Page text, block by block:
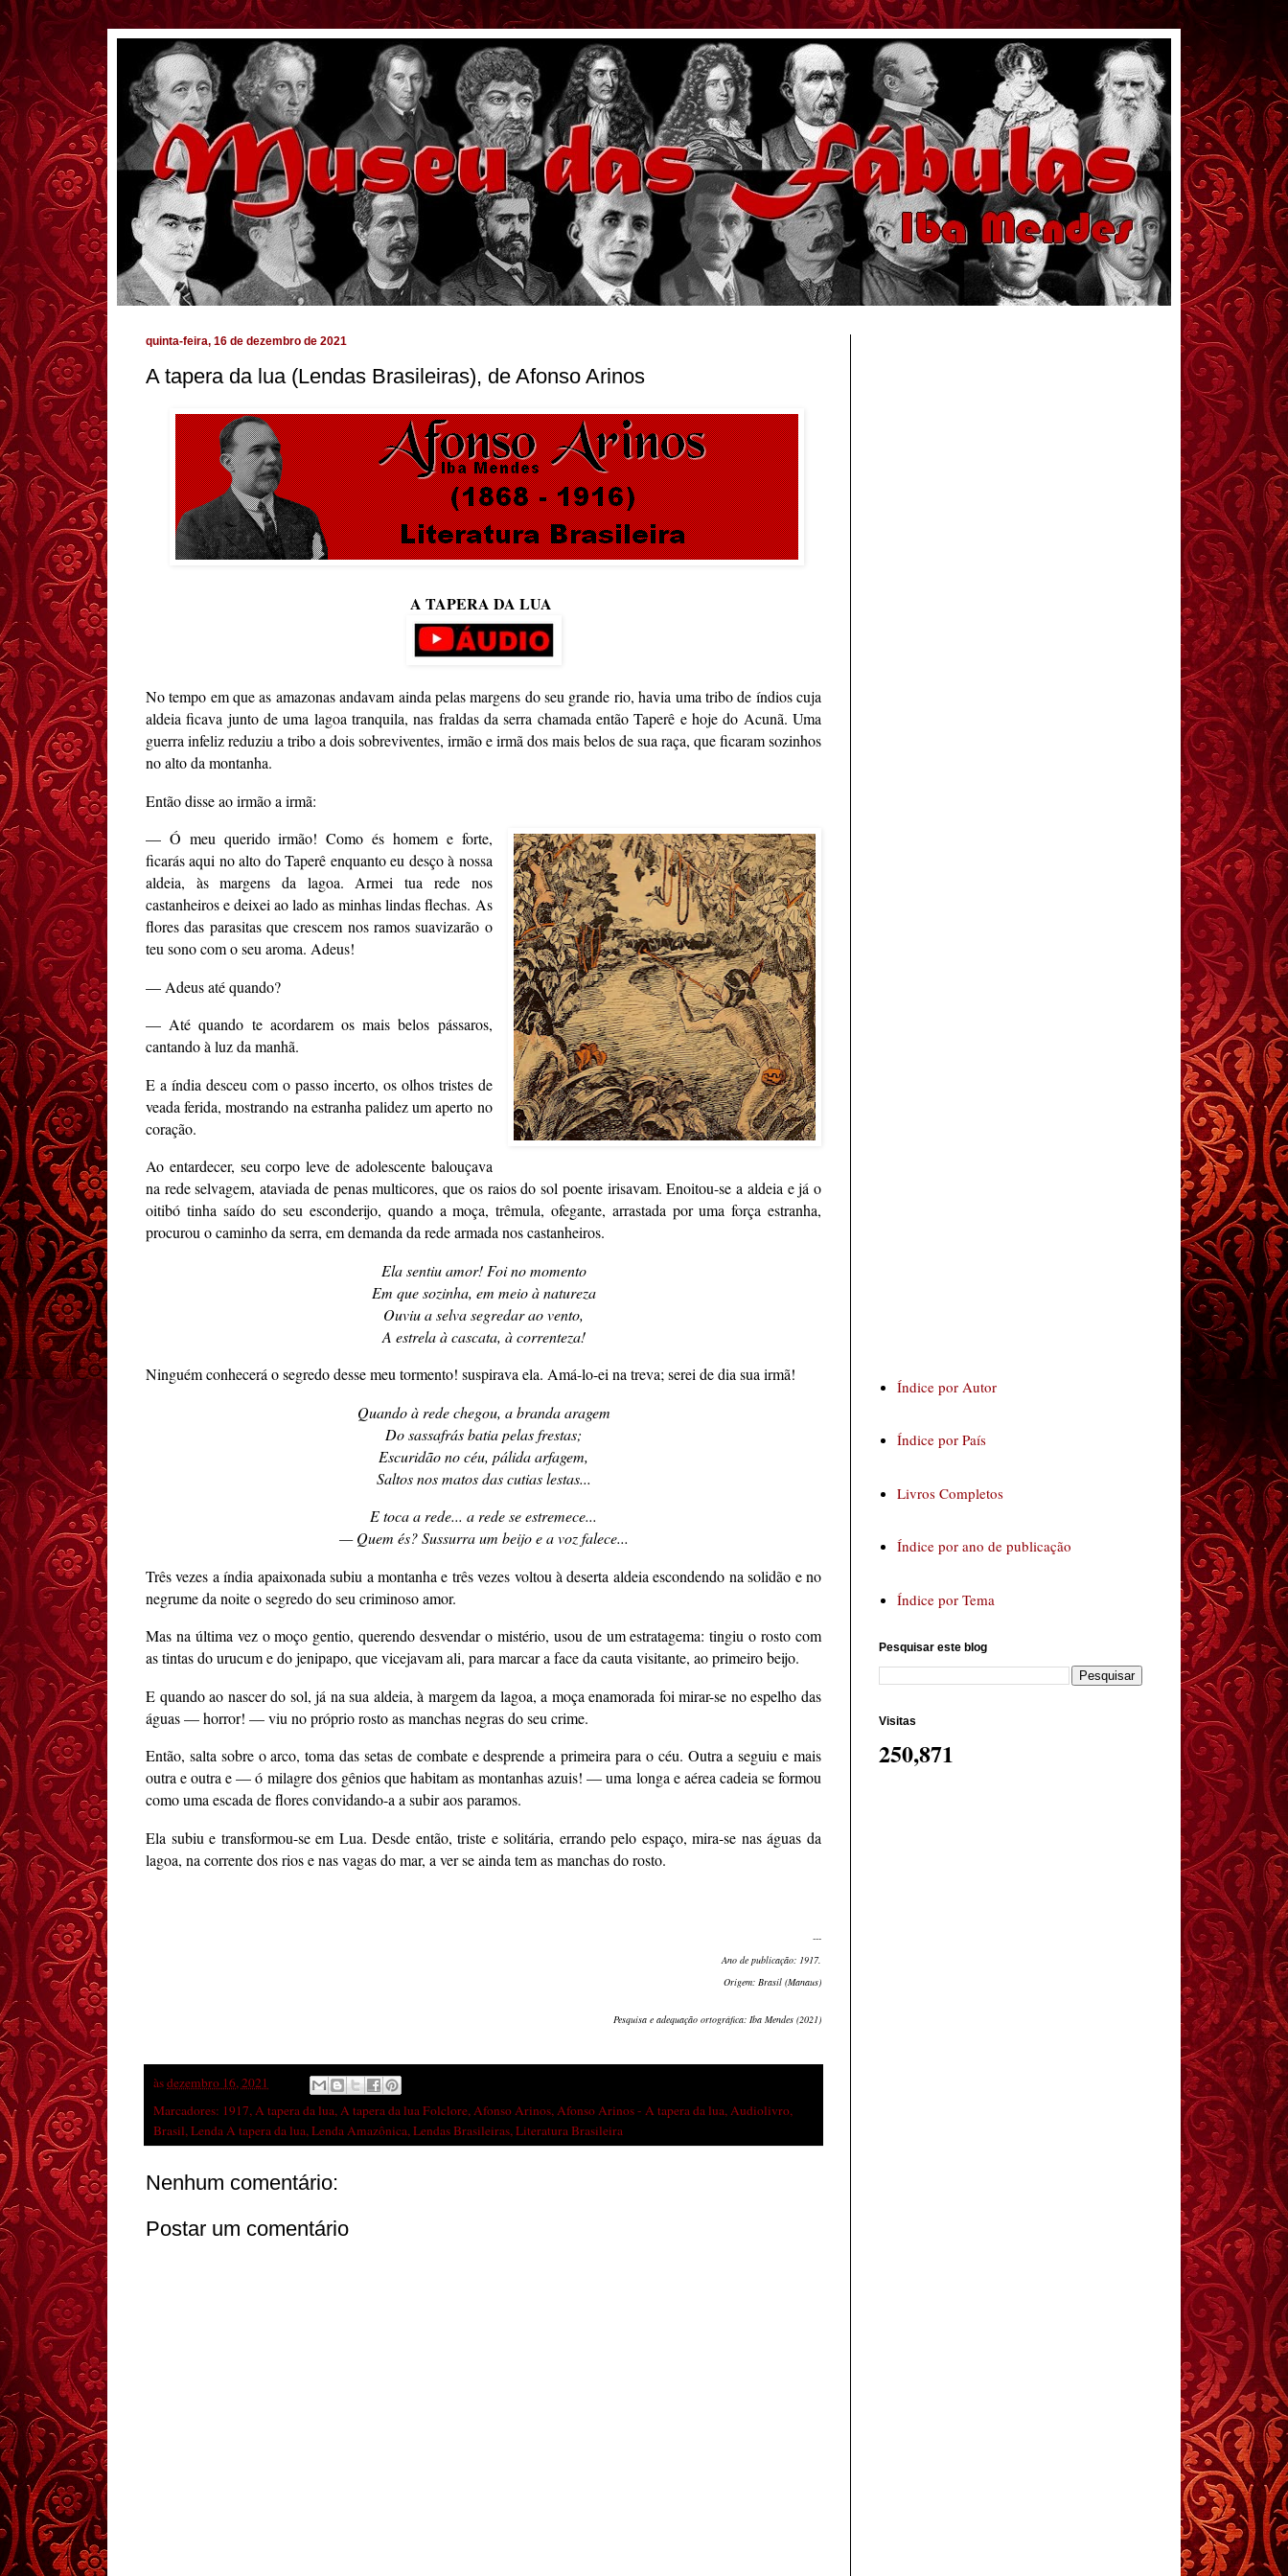
quinta-feira, 16 de dezembro de 2021
A tapera da lua (Lendas Brasileiras), de Afonso Arinos
A TAPERA DA LUA
No tempo em que as amazonas andavam ainda pelas margens do seu grande rio, havia uma tribo de índios cuja
aldeia ficava junto de uma lagoa tranquila, nas fraldas da serra chamada então Taperê e hoje do Acunã. Uma
guerra infeliz reduziu a tribo a dois sobreviventes, irmão e irmã dos mais belos de sua raça, que ficaram sozinhos
no alto da montanha.
Então disse ao irmão a irmã:
— Ó meu querido irmão! Como és homem e forte,
ficarás aqui no alto do Taperê enquanto eu desço à nossa
aldeia, às margens da lagoa. Armei tua rede nos
castanheiros e deixei ao lado as minhas lindas flechas. As
flores das parasitas que crescem nos ramos suavizarão o
teu sono com o seu aroma. Adeus!
— Adeus até quando?
— Até quando te acordarem os mais belos pássaros,
cantando à luz da manhã.
E a índia desceu com o passo incerto, os olhos tristes de
veada ferida, mostrando na estranha palidez um aperto no
coração.
Ao entardecer, seu corpo leve de adolescente balouçava
na rede selvagem, ataviada de penas multicores, que os raios do sol poente irisavam. Enoitou-se a aldeia e já o
oitibó tinha saído do seu esconderijo, quando a moça, trêmula, ofegante, arrastada por uma força estranha,
procurou o caminho da serra, em demanda da rede armada nos castanheiros.
Ela sentiu amor! Foi no momento
Em que sozinha, em meio à natureza
Ouviu a selva segredar ao vento,
A estrela à cascata, à correnteza!
Ninguém conhecerá o segredo desse meu tormento! suspirava ela. Amá-lo-ei na treva; serei de dia sua irmã!
Quando à rede chegou, a branda aragem
Do sassafrás batia pelas frestas;
Escuridão no céu, pálida arfagem,
Saltos nos matos das cutias lestas...
E toca a rede... a rede se estremece...
— Quem és? Sussurra um beijo e a voz falece...
Três vezes a índia apaixonada subiu a montanha e três vezes voltou à deserta aldeia escondendo na solidão e no
negrume da noite o segredo do seu criminoso amor.
Mas na última vez o moço gentio, querendo desvendar o mistério, usou de um estratagema: tingiu o rosto com
as tintas do urucum e do jenipapo, que vicejavam ali, para marcar a face da cauta visitante, ao primeiro beijo.
E quando ao nascer do sol, já na sua aldeia, à margem da lagoa, a moça enamorada foi mirar-se no espelho das
águas — horror! — viu no próprio rosto as manchas negras do seu crime.
Então, salta sobre o arco, toma das setas de combate e desprende a primeira para o céu. Outra a seguiu e mais
outra e outra e — ó milagre dos gênios que habitam as montanhas azuis! — uma longa e aérea cadeia se formou
como uma escada de flores convidando-a a subir aos paramos.
Ela subiu e transformou-se em Lua. Desde então, triste e solitária, errando pelo espaço, mira-se nas águas da
lagoa, na corrente dos rios e nas vagas do mar, a ver se ainda tem as manchas do rosto.
---
Ano de publicação: 1917.
Origem: Brasil (Manaus)
Pesquisa e adequação ortográfica: Iba Mendes (2021)
àsdezembro 16, 2021
Marcadores: 1917, A tapera da lua, A tapera da lua Folclore, Afonso Arinos, Afonso Arinos - A tapera da lua, Audiolivro,
Brasil, Lenda A tapera da lua, Lenda Amazônica, Lendas Brasileiras, Literatura Brasileira
Nenhum comentário:
Postar um comentário
Índice por Autor
Índice por País
Livros Completos
Índice por ano de publicação
Índice por Tema
Pesquisar este blog
Visitas
250,871